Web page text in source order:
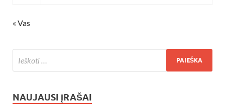
« Vas
NAUJAUSI ĮRAŠAI